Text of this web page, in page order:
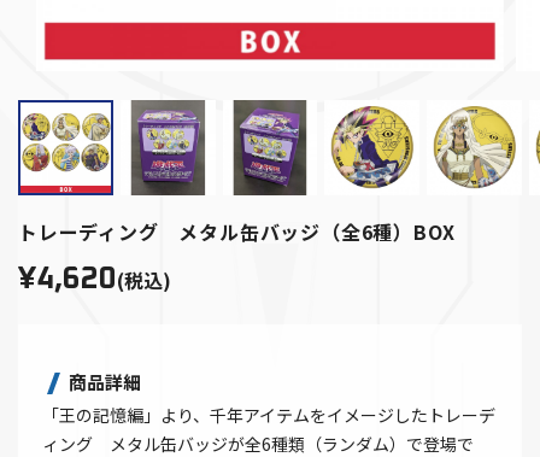
トレーディング メタル缶バッジ（全6種）BOX
¥4,620(税込)
商品詳細
「王の記憶編」より、千年アイテムをイメージしたトレーデ
ィング メタル缶バッジが全6種類（ランダム）で登場で